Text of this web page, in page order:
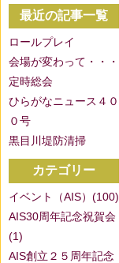
最近の記事一覧
ロールプレイ
会場が変わって・・・
定時総会
ひらがなニュース４０
０号
黒目川堤防清掃
カテゴリー
イベント（AIS）(100)
AIS30周年記念祝賀会
(1)
AIS創立２５周年記念